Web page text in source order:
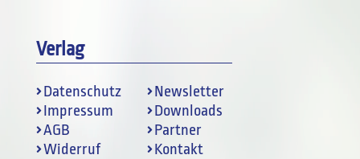
Verlag
Datenschutz
Impressum
AGB
Widerruf
Newsletter
Downloads
Partner
Kontakt